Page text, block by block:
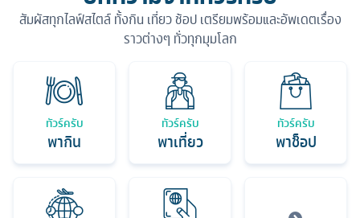
สัมผัสทุกไลฟ์สไตล์ ทั้งกิน เที่ยว ช้อป เตรียมพร้อมและอัพเดตเรื่อง
ราวต่างๆ ทั่วทุกมุมโลก
ทัวร์ครับ
พากิน
ทัวร์ครับ
พาเที่ยว
ทัวร์ครับ
พาช็อป